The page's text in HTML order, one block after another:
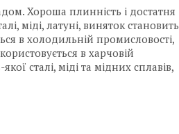
Хороша плинність і достатня
міді, латуні, виняток становить
в холодильній промисловості,
в харчовій
сталі, міді та мідних сплавів,